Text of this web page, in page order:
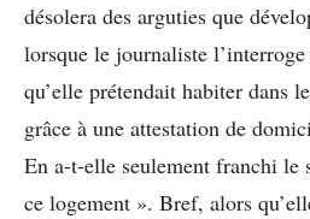
désolera des arguties que
lorsque le journaliste l’interroge
qu’elle prétendait habiter dans
grâce à une attestation de
En a-t-elle seulement franchi le
ce logement ». Bref, alors